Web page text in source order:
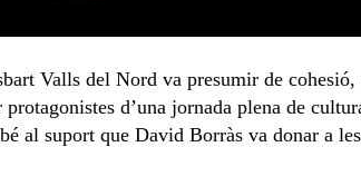
Valls del Nord va presumir de
d’una jornada plena de
al suport que David Borràs va donar a